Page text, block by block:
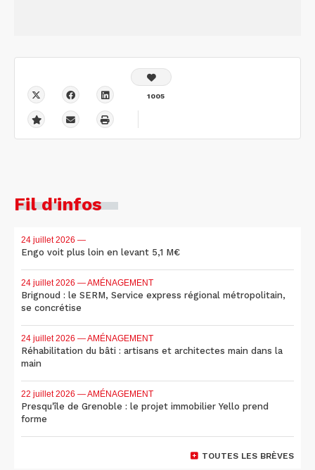
1005
Fil d'infos
24 juillet 2026 —
Engo voit plus loin en levant 5,1 M€
24 juillet 2026 — AMÉNAGEMENT
Brignoud : le SERM, Service express régional métropolitain,
se concrétise
24 juillet 2026 — AMÉNAGEMENT
Réhabilitation du bâti : artisans et architectes main dans la
main
22 juillet 2026 — AMÉNAGEMENT
Presqu'île de Grenoble : le projet immobilier Yello prend
forme
TOUTES LES BRÈVES